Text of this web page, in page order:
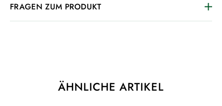
FRAGEN ZUM PRODUKT
ÄHNLICHE ARTIKEL